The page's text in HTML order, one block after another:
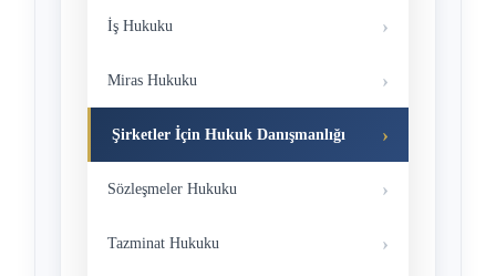
İş Hukuku
Miras Hukuku
Şirketler İçin Hukuk Danışmanlığı
Sözleşmeler Hukuku
Tazminat Hukuku